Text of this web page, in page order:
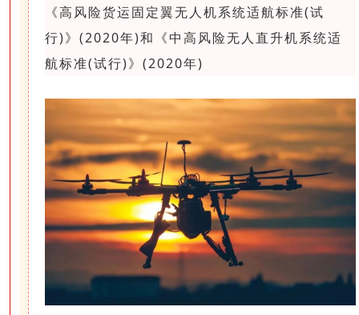
《高风险货运固定翼无人机系统适航标准(试
行)》(2020年)和《中高风险无人直升机系统适
航标准(试行)》(2020年)